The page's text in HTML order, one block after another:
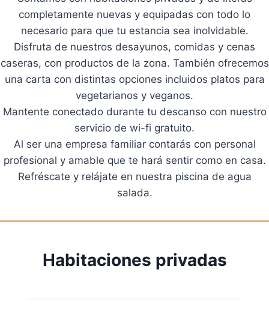
completamente nuevas y equipadas con todo lo
necesario para que tu estancia sea inolvidable.
Disfruta de nuestros desayunos, comidas y cenas
caseras, con productos de la zona. También ofrecemos
una carta con distintas opciones incluidos platos para
vegetarianos y veganos.
Mantente conectado durante tu descanso con nuestro
servicio de wi-fi gratuito.
Al ser una empresa familiar contarás con personal
profesional y amable que te hará sentir como en casa.
Refréscate y relájate en nuestra piscina de agua
salada.
Habitaciones privadas